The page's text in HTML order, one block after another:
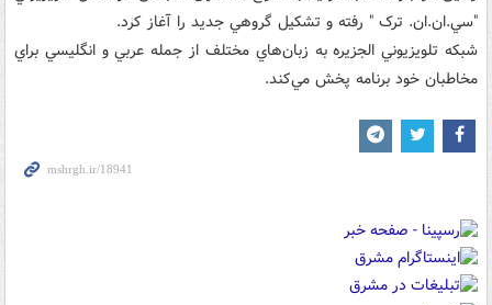
"سي.ان.ان. ترک " رفته و تشکيل گروهي جديد را آغاز کرد.
شبکه تلويزيوني الجزيره به زبان‌هاي مختلف از جمله عربي و انگليسي براي
مخاطبان خود برنامه پخش مي‌کند.